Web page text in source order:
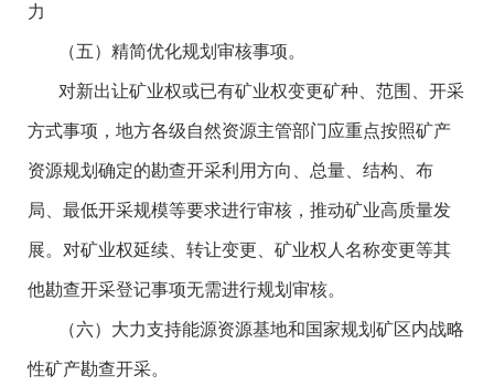
力
（五）精简优化规划审核事项。
对新出让矿业权或已有矿业权变更矿种、范围、开采
方式事项，地方各级自然资源主管部门应重点按照矿产
资源规划确定的勘查开采利用方向、总量、结构、布
局、最低开采规模等要求进行审核，推动矿业高质量发
展。对矿业权延续、转让变更、矿业权人名称变更等其
他勘查开采登记事项无需进行规划审核。
（六）大力支持能源资源基地和国家规划矿区内战略
性矿产勘查开采。